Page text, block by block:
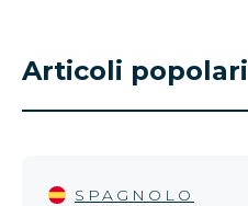
Articoli popolari
SPAGNOLO